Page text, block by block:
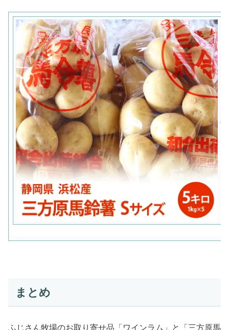
まとめ
ふじさん牧場のお取り寄せ品「ワインラム」と「三方原馬